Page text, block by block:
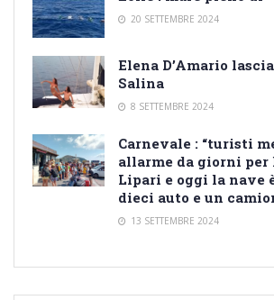
20 SETTEMBRE 2024
Elena D’Amario
Salina
8 SETTEMBRE 2024
Carnevale : “turisti
allarme da giorni per
Lipari e oggi la nave
dieci auto e un
13 SETTEMBRE 2024